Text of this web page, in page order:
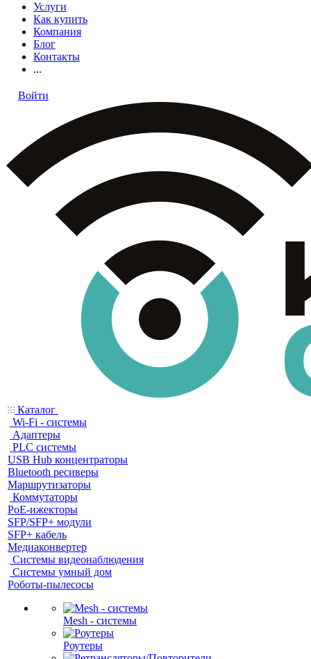
Услуги
Как купить
Компания
Блог
Контакты
...
Войти
Каталог
Wi-Fi - системы
Адаптеры
PLC системы
USB Hub концентраторы
Bluetooth ресиверы
Маршрутизаторы
Коммутаторы
PoE-ижекторы
SFP/SFP+ модули
SFP+ кабель
Медиаконвертер
Системы видеонаблюдения
Системы умный дом
Роботы-пылесосы
Mesh - системы
Роутеры